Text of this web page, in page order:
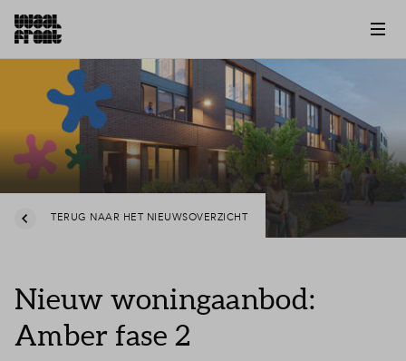
TERUG NAAR HET NIEUWSOVERZICHT
Nieuw woningaanbod:
Amber fase 2